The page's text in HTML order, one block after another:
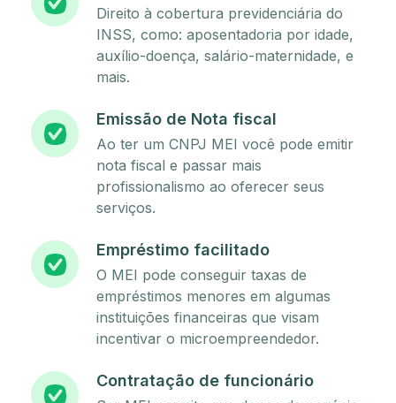
Direito à cobertura previdenciária do
INSS, como: aposentadoria por idade,
auxílio-doença, salário-maternidade, e
mais.
Emissão de Nota fiscal
Ao ter um CNPJ MEI você pode emitir
nota fiscal e passar mais
profissionalismo ao oferecer seus
serviços.
Empréstimo facilitado
O MEI pode conseguir taxas de
empréstimos menores em algumas
instituições financeiras que visam
incentivar o microempreendedor.
Contratação de funcionário